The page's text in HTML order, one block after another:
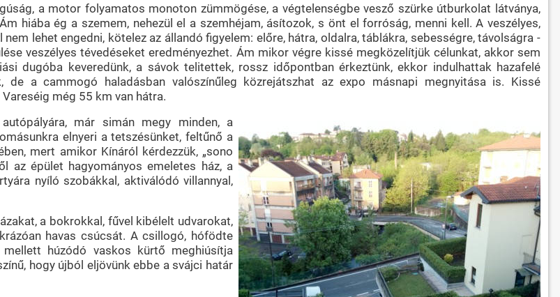
a motor folyamatos monoton zümmögése, a végtelenségbe vesző szürke útburkolat látványa,
hiába ég a szemem, nehezül el a szemhéjam, ásítozok, s önt el forróság, menni kell. A veszélyes,
lehet engedni, kötelez az állandó figyelem: előre, hátra, oldalra, táblákra, sebességre, távolságra -
veszélyes tévedéseket eredményezhet. Ám mikor végre kissé megközelítjük célunkat, akkor sem
dugóba keveredünk, a sávok telitettek, rossz időpontban érkeztünk, ekkor indulhattak hazafelé
de a cammogó haladásban valószínűleg közrejátszhat az expo másnapi megnyitása is. Kissé
még 55 km van hátra.
már simán megy minden, a
elnyeri a tetszésünket, feltűnő a
mert amikor Kínáról kérdezzük, „sono
az épület hagyományos emeletes ház, a
nyíló szobákkal, aktiválódó villannyal,
a bokrokkal, fűvel kibélelt udvarokat,
havas csúcsát. A csillogó, hófödte
húzódó vaskos kürtő meghiúsítja
hogy újból eljövünk ebbe a svájci határ